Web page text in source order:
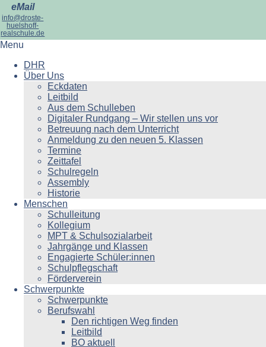
eMail
info@droste-
huelshoff-
realschule.de
Menu
DHR
Über Uns
Eckdaten
Leitbild
Aus dem Schulleben
Digitaler Rundgang – Wir stellen uns vor
Betreuung nach dem Unterricht
Anmeldung zu den neuen 5. Klassen
Termine
Zeittafel
Schulregeln
Assembly
Historie
Menschen
Schulleitung
Kollegium
MPT & Schulsozialarbeit
Jahrgänge und Klassen
Engagierte Schüler:innen
Schulpflegschaft
Förderverein
Schwerpunkte
Schwerpunkte
Berufswahl
Den richtigen Weg finden
Leitbild
BO aktuell